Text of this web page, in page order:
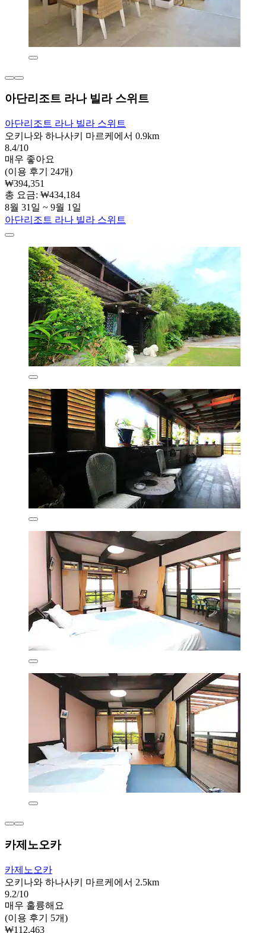
아단리조트 라나 빌라 스위트
아단리조트 라나 빌라 스위트
오키나와 하나사키 마르케에서 0.9km
8.4/10
매우 좋아요
(이용 후기 24개)
₩394,351
총 요금: ₩434,184
8월 31일 ~ 9월 1일
아단리조트 라나 빌라 스위트
카제노오카
카제노오카
오키나와 하나사키 마르케에서 2.5km
9.2/10
매우 훌륭해요
(이용 후기 5개)
₩112,463